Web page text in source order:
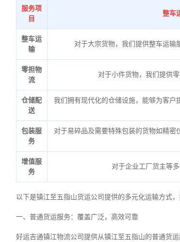
服务项
目
整车
整车运
输
对于大宗货物，我们提供整车运输
零担物
流
对于小件货物，我们提供
仓储配
送
我们拥有现代化的仓储设施，能够为客户
包装服
务
对于易碎品及需要特殊包装的货物如精
增值服
务
对于企业工厂货主等
以下是镇江至五指山货运公司提供的多元化运输方式
一、普通货运服务：覆盖广泛，高效可靠
好运吉通镇江物流公司提供从镇江至五指山的普通货